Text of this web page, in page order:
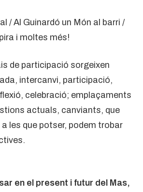
/ Al Guinardó un Món al barri /
i moltes més!
de participació sorgeixen
intercanvi, participació,
celebració; emplaçaments
actuals, canviants, que
a les que potser, podem trobar
en el present i futur del Mas,